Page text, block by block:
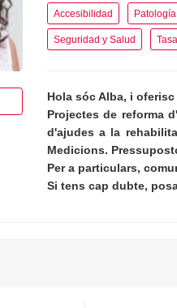
Accesibilidad
Seguridad y Salud
Hola sóc Alba, i
Projectes de reforma
d'ajudes a la
Medicions.
Per a particulars,
Si tens cap dubte,